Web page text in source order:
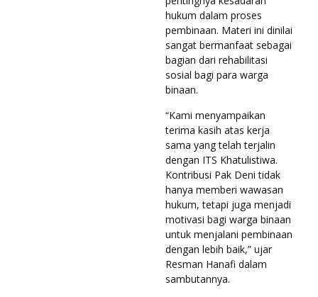
hukum dalam proses
pembinaan. Materi ini dinilai
sangat bermanfaat sebagai
bagian dari rehabilitasi
sosial bagi para warga
binaan.
“Kami menyampaikan
terima kasih atas kerja
sama yang telah terjalin
dengan ITS Khatulistiwa.
Kontribusi Pak Deni tidak
hanya memberi wawasan
hukum, tetapi juga menjadi
motivasi bagi warga binaan
untuk menjalani pembinaan
dengan lebih baik,” ujar
Resman Hanafi dalam
sambutannya.